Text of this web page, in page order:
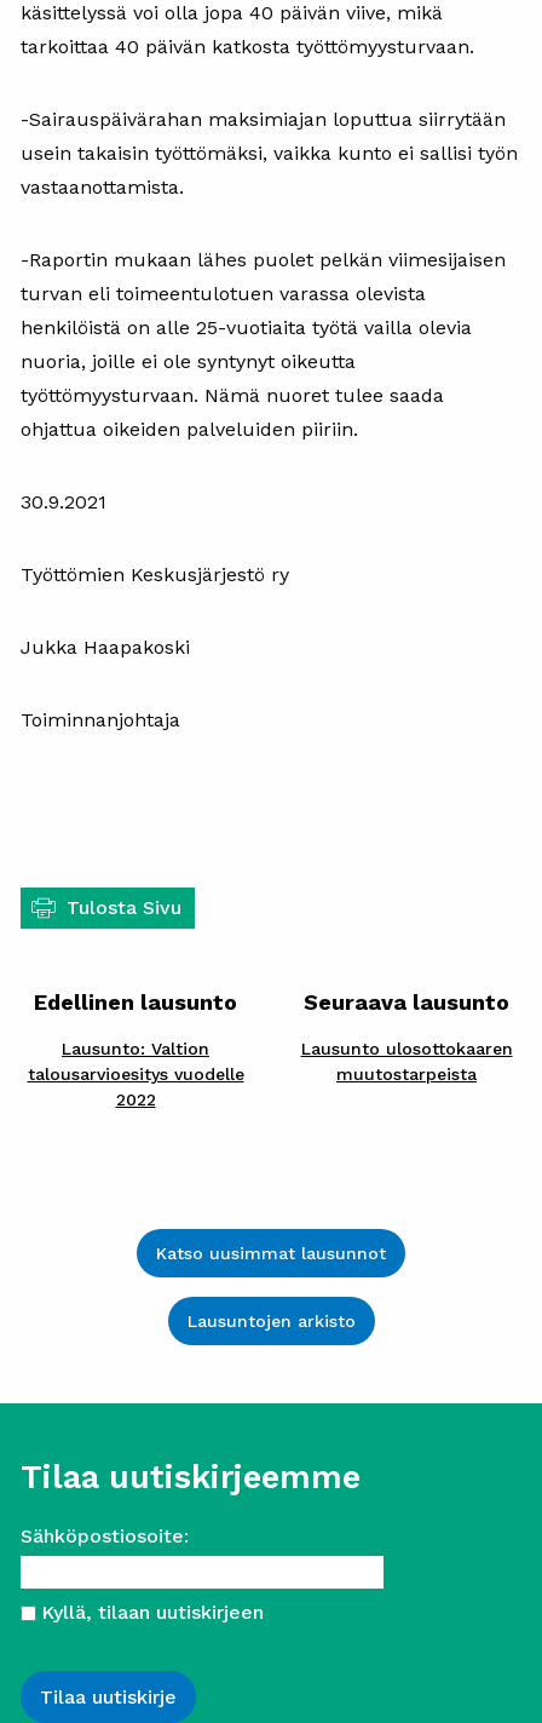
käsittelyssä voi olla jopa 40 päivän viive, mikä
tarkoittaa 40 päivän katkosta työttömyysturvaan.
-Sairauspäivärahan maksimiajan loputtua siirrytään
usein takaisin työttömäksi, vaikka kunto ei sallisi työn
vastaanottamista.
-Raportin mukaan lähes puolet pelkän viimesijaisen
turvan eli toimeentulotuen varassa olevista
henkilöistä on alle 25-vuotiaita työtä vailla olevia
nuoria, joille ei ole syntynyt oikeutta
työttömyysturvaan. Nämä nuoret tulee saada
ohjattua oikeiden palveluiden piiriin.
30.9.2021
Työttömien Keskusjärjestö ry
Jukka Haapakoski
Toiminnanjohtaja
Tulosta Sivu
Edellinen lausunto
Lausunto: Valtion
talousarvioesitys vuodelle
2022
Seuraava lausunto
Lausunto ulosottokaaren
muutostarpeista
Katso uusimmat lausunnot
Lausuntojen arkisto
Tilaa uutiskirjeemme
Sähköpostiosoite:
Kyllä, tilaan uutiskirjeen